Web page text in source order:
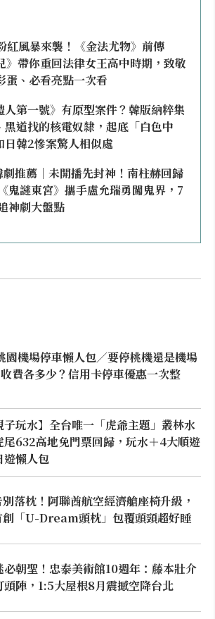
紅風暴來襲！《金法尤物》前傳
》帶你重回法律女王高中時期，致敬
蛋、必看亮點一次看
人第一號》有原型案件？韓版納粹集
黑道找的核電奴隸，起底「白色中
日韓2慘案驚人相似處
劇推薦｜未開播先封神！南柱赫回歸
鬼謎東宮》攜手盧允瑞勇闖鬼界，7
神劇大盤點
園機場停車懶人包／要停桃機還是機場
費各多少？信用卡停車優惠一次整
子玩水】全台唯一「虎爺主題」叢林水
尾632高地免門票回歸，玩水＋4大順遊
遊懶人包
落枕！阿聯酋航空經濟艙座椅升級，
創「U-Dream頭枕」包覆頭頸超好睡
必朝聖！忠泰美術館10週年：藤本壯介
頭陣，1:5大屋根8月震撼空降台北